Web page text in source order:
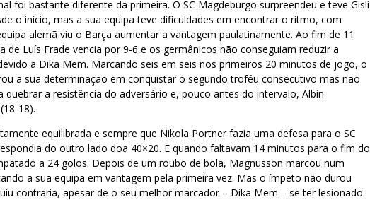
foi bastante diferente da primeira. O SC Magdeburgo surpreendeu e teve Gisli
o início, mas a sua equipa teve dificuldades em encontrar o ritmo, com
alemã viu o Barça aumentar a vantagem paulatinamente. Ao fim de 11
de Luís Frade vencia por 9-6 e os germânicos não conseguiam reduzir a
a Dika Mem. Marcando seis em seis nos primeiros 20 minutos de jogo, o
a sua determinação em conquistar o segundo troféu consecutivo mas não
a resistência do adversário e, pouco antes do intervalo, Albin
18).
equilibrada e sempre que Nikola Portner fazia uma defesa para o SC
do outro lado doa 40×20. E quando faltavam 14 minutos para o fim do
a 24 golos. Depois de um roubo de bola, Magnusson marcou num
a sua equipa em vantagem pela primeira vez. Mas o ímpeto não durou
contraria, apesar de o seu melhor marcador – Dika Mem – se ter lesionado.